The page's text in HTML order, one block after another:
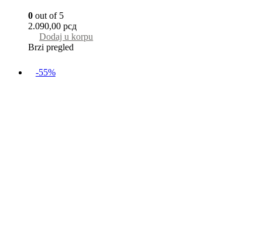
0 out of 5
2.090,00 рсд
Dodaj u korpu
Brzi pregled
-55%